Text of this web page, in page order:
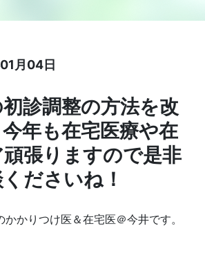
月04日
診調整の方法を改
年も在宅医療や在
張りますので是非
ださいね！
かりつけ医＆在宅医＠今井です。